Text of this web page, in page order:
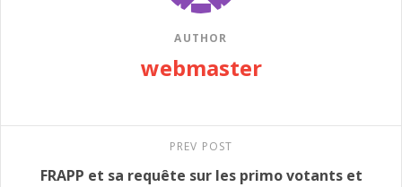
AUTHOR
webmaster
PREV POST
FRAPP et sa requête sur les primo votants et